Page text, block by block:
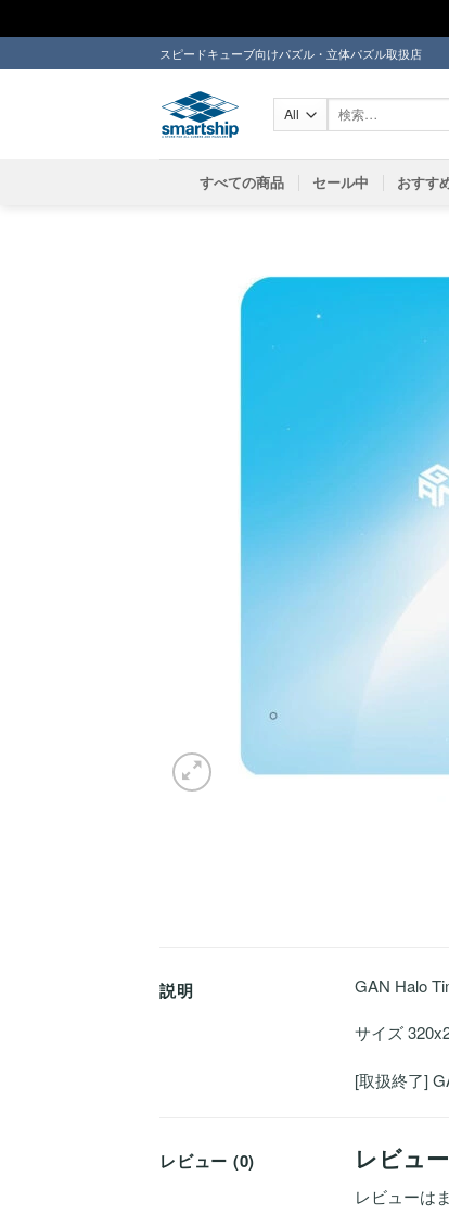
to
スピードキューブ向けパズル・立体パズル取扱店
象:
すべての商品 セール中 おすす
説明 GAN Halo
サイズ
[取扱終了]
レビュー (0) レビュー
レビューは